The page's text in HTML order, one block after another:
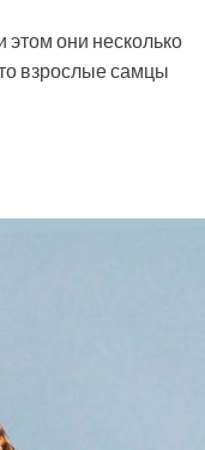
этом они несколько
взрослые самцы